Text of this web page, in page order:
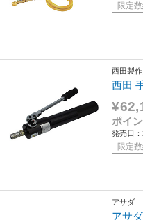
限定
西田製
西田
ポイ
発売日
限定
アサダ
アサ